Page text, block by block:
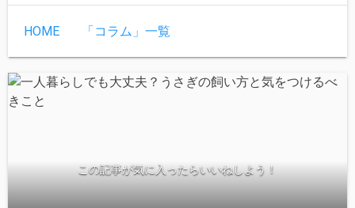
HOME 「コラム」一覧
この記事が気に入ったらいいねしよう！